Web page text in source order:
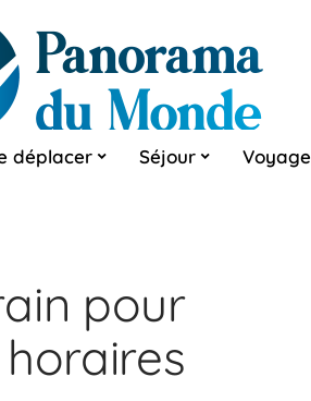
déplacer Séjour Voyage
pour